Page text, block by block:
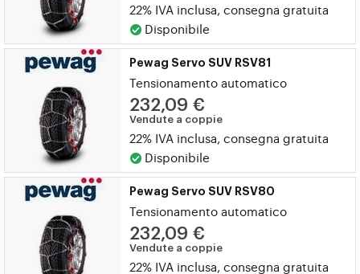
22% IVA inclusa, consegna gratuita
Disponibile
Pewag Servo SUV RSV81
Tensionamento automatico
232,09 €
Vendute a coppie
22% IVA inclusa, consegna gratuita
Disponibile
Pewag Servo SUV RSV80
Tensionamento automatico
232,09 €
Vendute a coppie
22% IVA inclusa, consegna gratuita